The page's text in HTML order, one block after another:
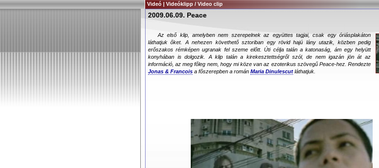
Videó | Videóklipp / Video clip
2009.06.09. Peace
Az első klip, amelyben nem szerepelnek az együttes tagjai, csak egy óriásplakáton
láthatjuk őket. A nehezen követhető sztoriban egy rövid hajú lány utazik, közben pedig
erőszakos rémképen ugranak fel szeme előtt. Úti célja talán a katonaság, ám egy helyütt
konyhában is dolgozik. A klip talán a kirekesztettségről szól, de nem igazán jön át az
információ, az meg főleg nem, hogy mi köze van az ezoterikus szövegű Peace-hez. Rendezte
Jonas & Francois a főszerepben a román Maria Dinulescut láthatjuk.